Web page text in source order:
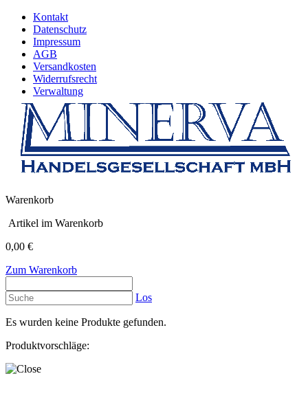
Kontakt
Datenschutz
Impressum
AGB
Versandkosten
Widerrufsrecht
Verwaltung
Warenkorb
Artikel im Warenkorb
0,00 €
Zum Warenkorb
Los
Es wurden keine Produkte gefunden.
Produktvorschläge: